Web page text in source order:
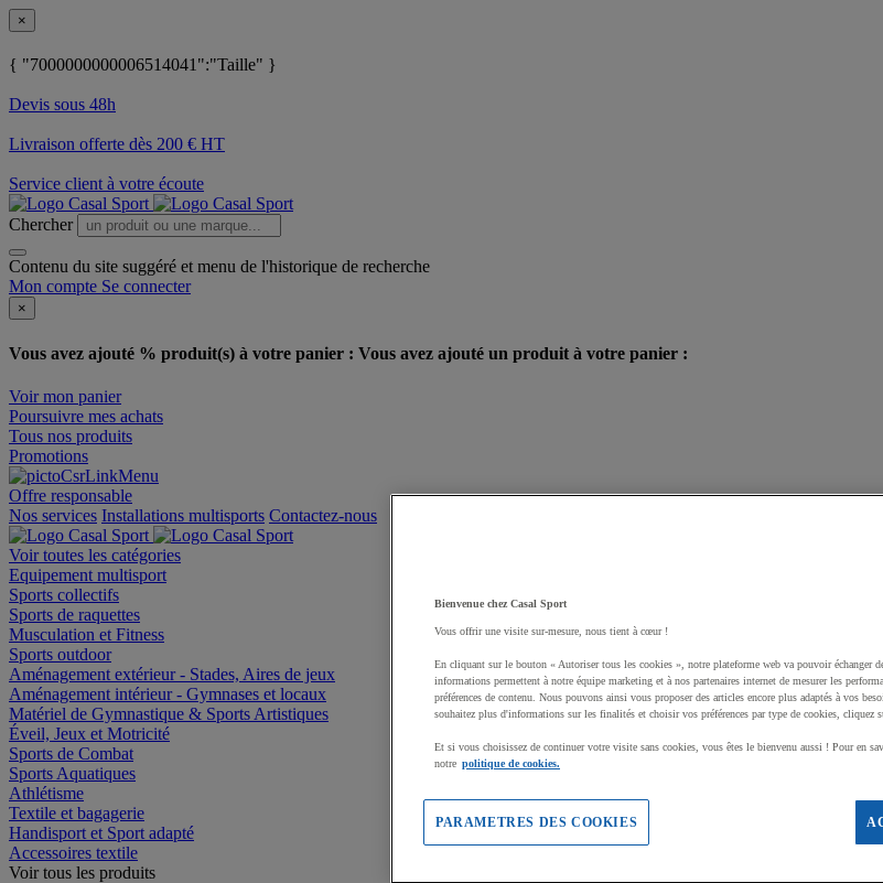
×
{ "7000000000006514041":"Taille" }
Devis sous 48h
Livraison offerte dès 200 € HT
Service client à votre écoute
Chercher
Contenu du site suggéré et menu de l'historique de recherche
Mon compte Se connecter
×
Vous avez ajouté % produit(s) à votre panier : Vous avez ajouté un produit à votre panier :
Voir mon panier
Poursuivre mes achats
Tous nos produits
Promotions
Offre responsable
Nos services Installations multisports Contactez-nous
Voir toutes les catégories
Equipement multisport
Sports collectifs
Sports de raquettes
Musculation et Fitness
Sports outdoor
Aménagement extérieur - Stades, Aires de jeux
Aménagement intérieur - Gymnases et locaux
Matériel de Gymnastique & Sports Artistiques
Éveil, Jeux et Motricité
Sports de Combat
Sports Aquatiques
Athlétisme
Textile et bagagerie
Handisport et Sport adapté
Accessoires textile
Voir tous les produits
Bienvenue chez Casal Sport
Vous offrir une visite sur-mesure, nous tient à cœur !
En cliquant sur le bouton « Autoriser tous les cookies », notre plateforme web va pouvoir échanger
informations permettent à notre équipe marketing et à nos partenaires internet de mesurer les
préférences de contenu. Nous pouvons ainsi vous proposer des articles encore plus adaptés à vos
souhaitez plus d'informations sur les finalités et choisir vos préférences par type de cookies, cliquez
Et si vous choisissez de continuer votre visite sans cookies, vous êtes le bienvenu aussi ! Pour en
notre politique de cookies.
PARAMETRES DES COOKIES